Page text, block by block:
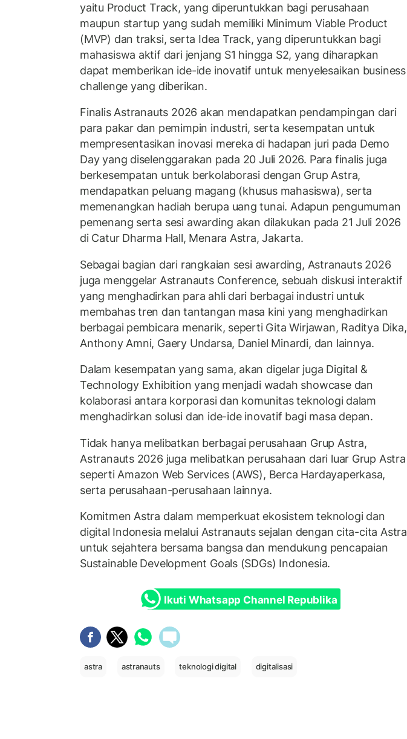
yaitu Product Track, yang diperuntukkan bagi perusahaan
maupun startup yang sudah memiliki Minimum Viable Product
(MVP) dan traksi, serta Idea Track, yang diperuntukkan bagi
mahasiswa aktif dari jenjang S1 hingga S2, yang diharapkan
dapat memberikan ide-ide inovatif untuk menyelesaikan business
challenge yang diberikan.
Finalis Astranauts 2026 akan mendapatkan pendampingan dari
para pakar dan pemimpin industri, serta kesempatan untuk
mempresentasikan inovasi mereka di hadapan juri pada Demo
Day yang diselenggarakan pada 20 Juli 2026. Para finalis juga
berkesempatan untuk berkolaborasi dengan Grup Astra,
mendapatkan peluang magang (khusus mahasiswa), serta
memenangkan hadiah berupa uang tunai. Adapun pengumuman
pemenang serta sesi awarding akan dilakukan pada 21 Juli 2026
di Catur Dharma Hall, Menara Astra, Jakarta.
Sebagai bagian dari rangkaian sesi awarding, Astranauts 2026
juga menggelar Astranauts Conference, sebuah diskusi interaktif
yang menghadirkan para ahli dari berbagai industri untuk
membahas tren dan tantangan masa kini yang menghadirkan
berbagai pembicara menarik, seperti Gita Wirjawan, Raditya Dika,
Anthony Amni, Gaery Undarsa, Daniel Minardi, dan lainnya.
Dalam kesempatan yang sama, akan digelar juga Digital &
Technology Exhibition yang menjadi wadah showcase dan
kolaborasi antara korporasi dan komunitas teknologi dalam
menghadirkan solusi dan ide-ide inovatif bagi masa depan.
Tidak hanya melibatkan berbagai perusahaan Grup Astra,
Astranauts 2026 juga melibatkan perusahaan dari luar Grup Astra
seperti Amazon Web Services (AWS), Berca Hardayaperkasa,
serta perusahaan-perusahaan lainnya.
Komitmen Astra dalam memperkuat ekosistem teknologi dan
digital Indonesia melalui Astranauts sejalan dengan cita-cita Astra
untuk sejahtera bersama bangsa dan mendukung pencapaian
Sustainable Development Goals (SDGs) Indonesia.
Ikuti Whatsapp Channel Republika
astra astranauts teknologi digital digitalisasi